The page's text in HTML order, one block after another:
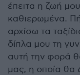
έπειτα η ζωή
καθιερωμένα.
αρχίσω τα
δίπλα μου τη
αυτή την φορά
μας, η οποία θα